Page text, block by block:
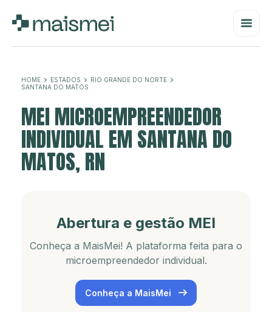
HOME ESTADOS
RIO GRANDE DO NORTE
SANTANA DO MATOS
MEI MICROEMPREENDEDOR
INDIVIDUAL EM SANTANA DO
MATOS, RN
Abertura e gestão MEI
Conheça a MaisMei! A plataforma feita para o
microempreendedor individual.
Conheça a MaisMei